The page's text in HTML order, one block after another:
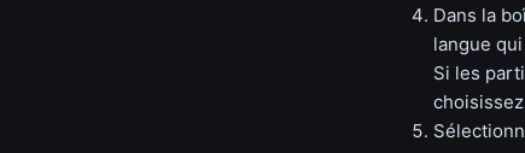
Dans la
langue
Si les